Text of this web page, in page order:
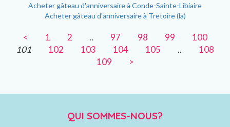
Acheter gâteau d'anniversaire à Conde-Sainte-Libiaire
Acheter gâteau d'anniversaire à Tretoire (la)
< 1 2 .. 97 98 99
100
101
102 103 104 105 ..
108
109
>
QUI SOMMES-NOUS?